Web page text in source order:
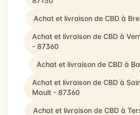
Achat et livraison de CBD à
Achat et livraison de CBD à
- 87360
Achat et livraison de CBD à
Achat et livraison de CBD à
Mault - 87360
Achat et livraison de CBD à